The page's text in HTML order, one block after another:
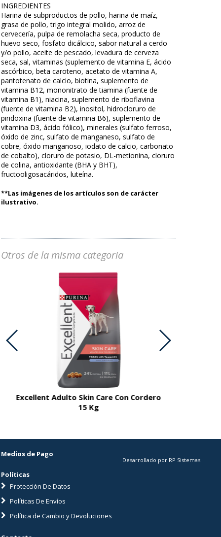
INGREDIENTES
Harina de subproductos de pollo, harina de maíz,
grasa de pollo, trigo integral molido, arroz de
cervecería, pulpa de remolacha seca, producto de
huevo seco, fosfato dicálcico, sabor natural a cerdo
y/o pollo, aceite de pescado, levadura de cerveza
seca, sal, vitaminas (suplemento de vitamina E, ácido
ascórbico, beta caroteno, acetato de vitamina A,
pantotenato de calcio, biotina, suplemento de
vitamina B12, mononitrato de tiamina (fuente de
vitamina B1), niacina, suplemento de riboflavina
(fuente de vitamina B2), inositol, hidrocloruro de
piridoxina (fuente de vitamina B6), suplemento de
vitamina D3, ácido fólico), minerales (sulfato ferroso,
óxido de zinc, sulfato de manganeso, sulfato de
cobre, óxido manganoso, iodato de calcio, carbonato
de cobalto), cloruro de potasio, DL-metionina, cloruro
de colina, antioxidante (BHA y BHT),
fructooligosacáridos, luteína.
**Las imágenes de los artículos son de carácter
ilustrativo.
Otros de la misma categoria
Excellent Adulto Skin Care Con Cordero
15 Kg
Medios de Pago
Políticas
Protección De Datos
Políticas De Envíos
Política de Cambio y Devoluciones
Desarrollado por RP Sistemas